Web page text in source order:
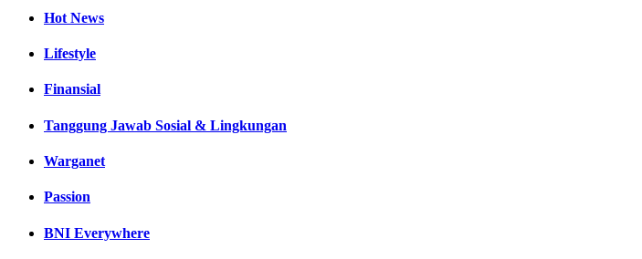
Hot News
Lifestyle
Finansial
Tanggung Jawab Sosial & Lingkungan
Warganet
Passion
BNI Everywhere